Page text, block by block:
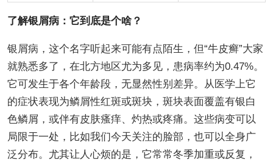
了解银屑病：它到底是个啥？
银屑病，这个名字听起来可能有点陌生，但“牛皮癣”大家
就熟悉多了，在北方地区尤为多见，患病率约为0.47%。
它可发生于各个年龄段，无显然性别差异。从医学上它
的症状表现为鳞屑性红斑或斑块，斑块表面覆盖有银白
色鳞屑，或伴有皮肤瘙痒、灼热或疼痛。这些病变可以
局限于一处，比如我们今天关注的脸部，也可以全身广
泛分布。尤其让人心烦的是，它常常冬季加重或反复，